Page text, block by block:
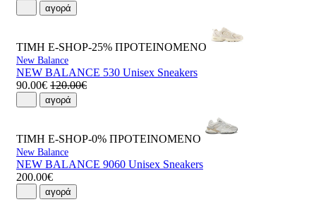
αγορά
ΤΙΜΗ E-SHOP-25% ΠΡΟΤΕΙΝΟΜΕΝΟ
New Balance
NEW BALANCE 530 Unisex Sneakers
90.00€ 120.00€
αγορά
ΤΙΜΗ E-SHOP-0% ΠΡΟΤΕΙΝΟΜΕΝΟ
New Balance
NEW BALANCE 9060 Unisex Sneakers
200.00€
αγορά